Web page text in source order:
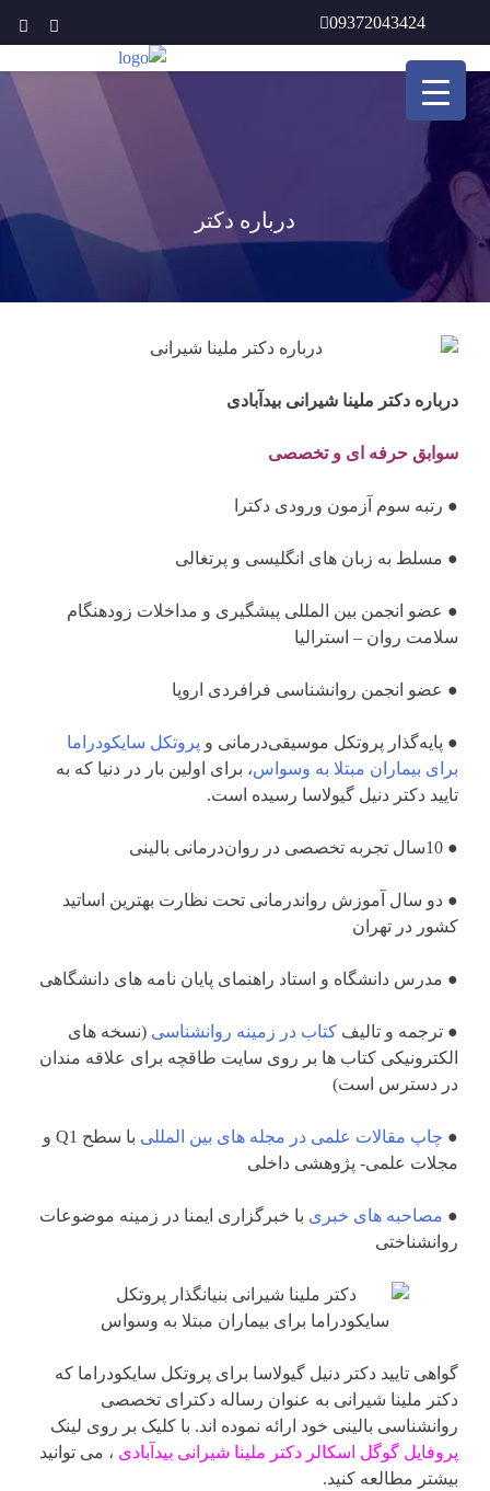
content
09372043424
درباره دکتر
درباره دکتر ملینا شیرانی بیدآبادی
سوابق حرفه ای و تخصصی
‌● رتبه سوم آزمون ورودی دکترا
‌● مسلط به زبان های انگلیسی و پرتغالی
● عضو انجمن بین المللی پیشگیری و مداخلات زودهنگام
سلامت روان – استرالیا
‌● عضو انجمن روانشناسی فرافردی اروپا
● پایه‌گذار پروتکل‌ موسیقی‌درمانی و پروتکل سایکودراما
برای بیماران مبتلا به وسواس، برای اولین بار در دنیا که به
تایید دکتر دنیل گیولاسا رسیده است.
● 10سال تجربه تخصصی در روان‌درمانی بالینی
● دو سال آموزش رواندرمانی تحت نظارت بهترین اساتید
کشور در تهران
● مدرس دانشگاه و استاد راهنمای پایان نامه های دانشگاهی
● ترجمه و تالیف کتاب در زمینه روانشناسی (نسخه های
الکترونیکی کتاب ها بر روی سایت طاقچه برای علاقه مندان
در دسترس است)
● چاپ مقالات علمی در مجله های بین المللی
با سطح Q1 و
مجلات علمی- پژوهشی داخلی
● مصاحبه های خبری با خبرگزاری ایمنا در زمینه موضوعات
روانشناختی
گواهی تایید دکتر دنیل گیولاسا برای پروتکل سایکودراما که
دکتر ملینا شیرانی به عنوان رساله دکترای تخصصی
روانشناسی بالینی خود ارائه نموده اند. با کلیک بر روی لینک
پروفایل گوگل اسکالر دکتر ملینا شیرانی بیدآبادی ، می توانید
بیشتر مطالعه کنید.